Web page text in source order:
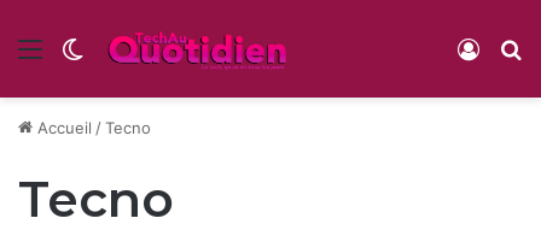
Menu Switch skin
Accueil /Tecno
Tecno